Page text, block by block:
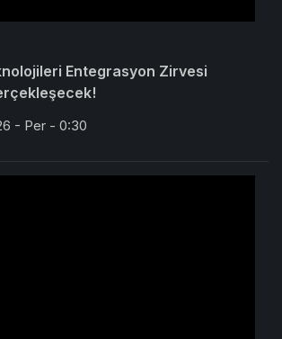
Entegrasyon Zirvesi
- Per - 0:30